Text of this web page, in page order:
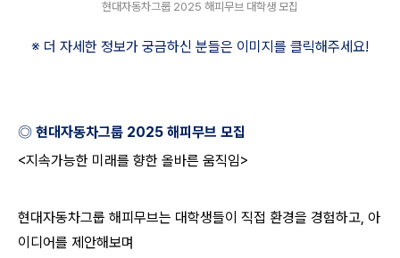
현대자동차그룹 2025 해피무브 대학생 모집
※ 더 자세한 정보가 궁금하신 분들은 이미지를 클릭해주세요!
◎ 현대자동차그룹 2025 해피무브 모집
<지속가능한 미래를 향한 올바른 움직임>
현대자동차그룹 해피무브는 대학생들이 직접 환경을 경험하고, 아
이디어를 제안해보며